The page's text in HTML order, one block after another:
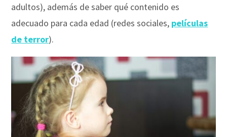
adultos), además de saber qué contenido es
adecuado para cada edad (redes sociales, películas
de terror).